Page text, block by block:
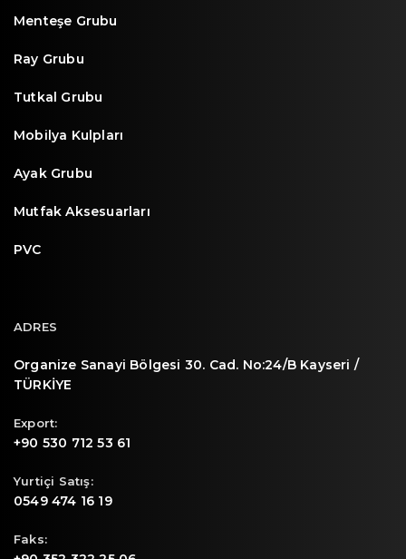
Menteşe Grubu
Ray Grubu
Tutkal Grubu
Mobilya Kulpları
Ayak Grubu
Mutfak Aksesuarları
PVC
ADRES
Organize Sanayi Bölgesi 30. Cad. No:24/B Kayseri /
TÜRKİYE
Export:
+90 530 712 53 61
Yurtiçi Satış:
0549 474 16 19
Faks: